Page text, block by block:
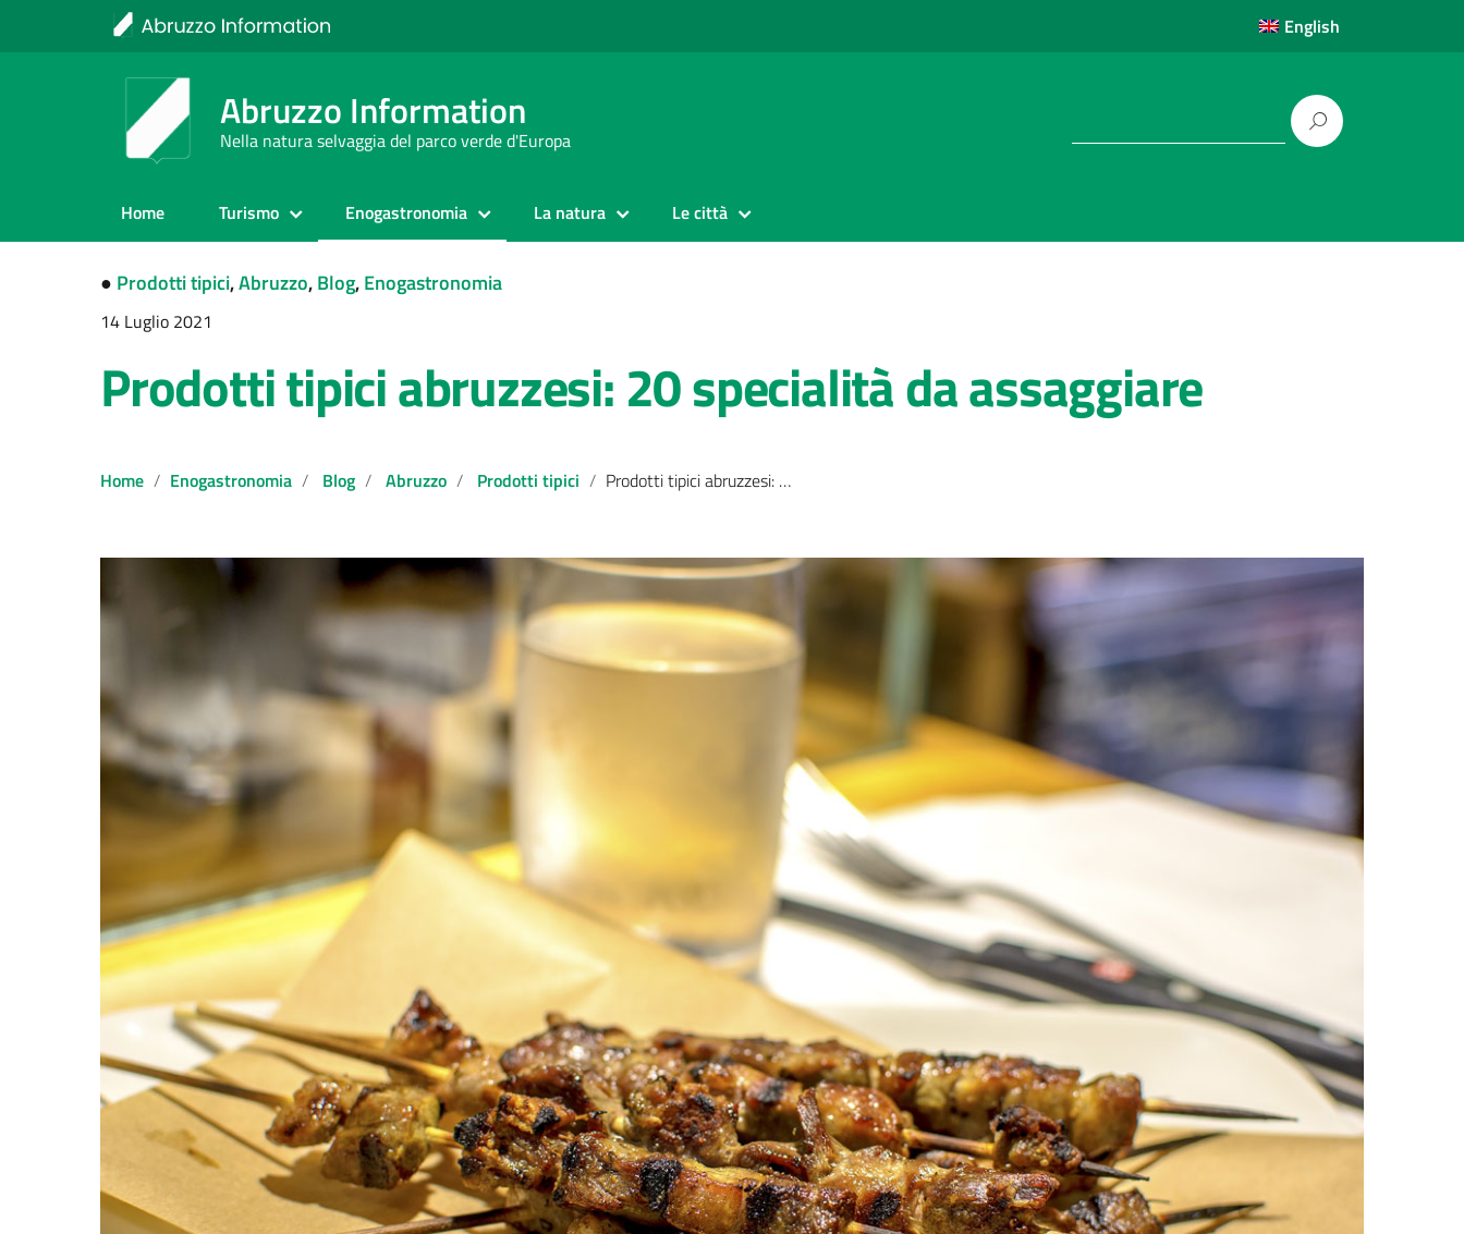
English
Abruzzo Information
Nella natura selvaggia del parco verde d'Europa
Home Turismo Enogastronomia La natura Le città
● Prodotti tipici,Abruzzo,Blog,Enogastronomia
14 Luglio 2021
Prodotti tipici abruzzesi: 20 specialità da assaggiare
Home Enogastronomia Blog Abruzzo Prodotti tipici Prodotti tipici abruzzesi: 20 specialità da assaggiare